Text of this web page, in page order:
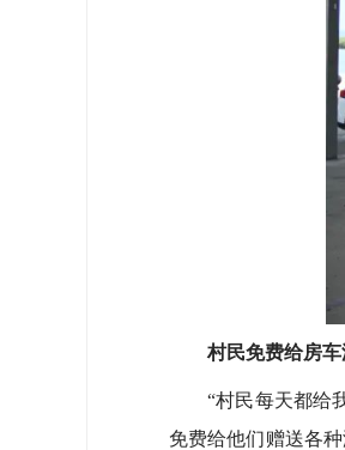
村民免费给房
“村民每天都给我
免费给他们赠送各